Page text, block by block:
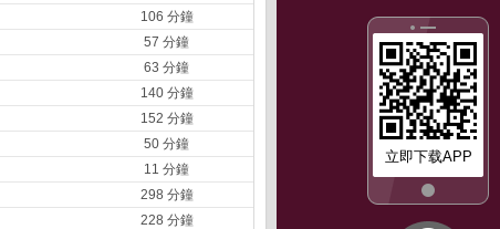
立即下载APP
106 分鐘
57 分鐘
63 分鐘
140 分鐘
152 分鐘
50 分鐘
11 分鐘
298 分鐘
228 分鐘